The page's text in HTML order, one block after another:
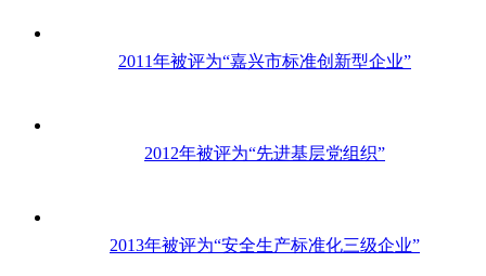
2011年被评为“嘉兴市标准创新型企业”
2012年被评为“先进基层党组织”
2013年被评为“安全生产标准化三级企业”